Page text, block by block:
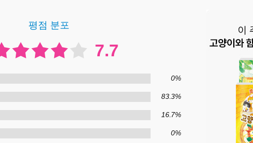
평점 분포
7.7
0%
83.3%
16.7%
0%